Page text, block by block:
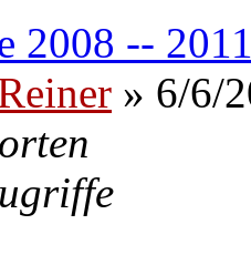
2008 --
» 6/6/